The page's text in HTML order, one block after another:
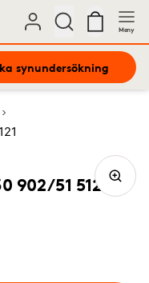
Meny
synundersökning
902/51 5121